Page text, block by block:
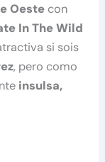
Oeste con
In The Wild
si sois
, pero como
insulsa,